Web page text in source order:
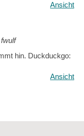
Ansicht
hin. Duckduckgo:
Ansicht